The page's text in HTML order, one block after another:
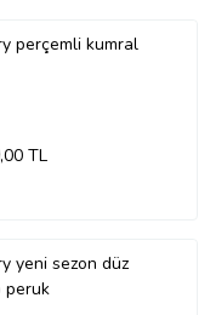
perçemli kumral
,00 TL
yeni sezon düz
peruk